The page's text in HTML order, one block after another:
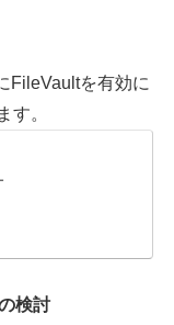
FileVaultを有効に
す。
検討